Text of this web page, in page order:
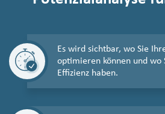
Es wird sichtbar, wo Sie
optimieren können und wo
Effizienz haben.